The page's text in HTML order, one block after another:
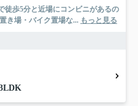
徒歩5分と近場にコンビニがあるの
き場・バイク置場な... もっと見る